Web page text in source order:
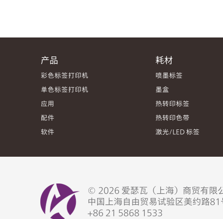
产品
彩色标签打印机
单色标签打印机
应用
配件
软件
耗材
喷墨标签
墨盒
热转印标签
热转印色带
激光/LED 标签
© 2026 爱瑟瓦（上海）商贸有限
中国上海自由贸易试验区美约路
+86 21 5868 1533